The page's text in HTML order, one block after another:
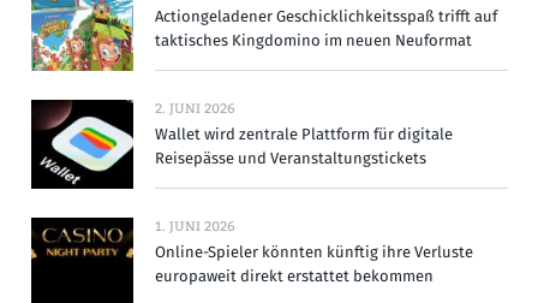
Actiongeladener Geschicklichkeitsspaß trifft auf
taktisches Kingdomino im neuen Neuformat
2. JUNI 2026
Wallet wird zentrale Plattform für digitale
Reisepässe und Veranstaltungstickets
1. JUNI 2026
Online-Spieler könnten künftig ihre Verluste
europaweit direkt erstattet bekommen